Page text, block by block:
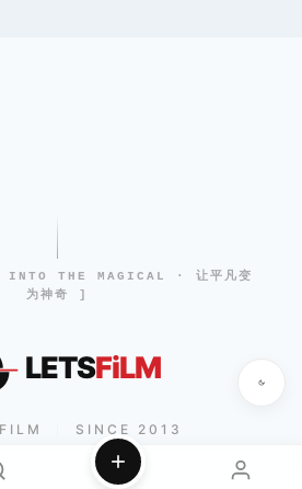
INTO THE MAGICAL · 让平凡变
为神奇 ]
LETSFiLM
SINCE 2013